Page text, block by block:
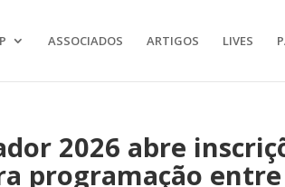
ASSOCIADOS ARTIGOS LIVES
2026 abre
programação entre